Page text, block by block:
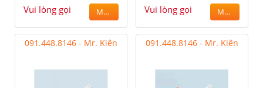
Vui lòng gọi MUA Vui lòng gọi MUA
091.448.8146 - Mr. Kiên 091.448.8146 - Mr. Kiên